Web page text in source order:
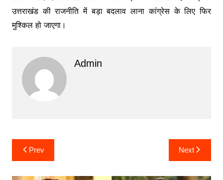
उत्तराखंड की राजनीति में बड़ा बदलाव लाना कांग्रेस के लिए फिर
मुश्किल हो जाएगा।
Admin
Post
navigation
Prev Next